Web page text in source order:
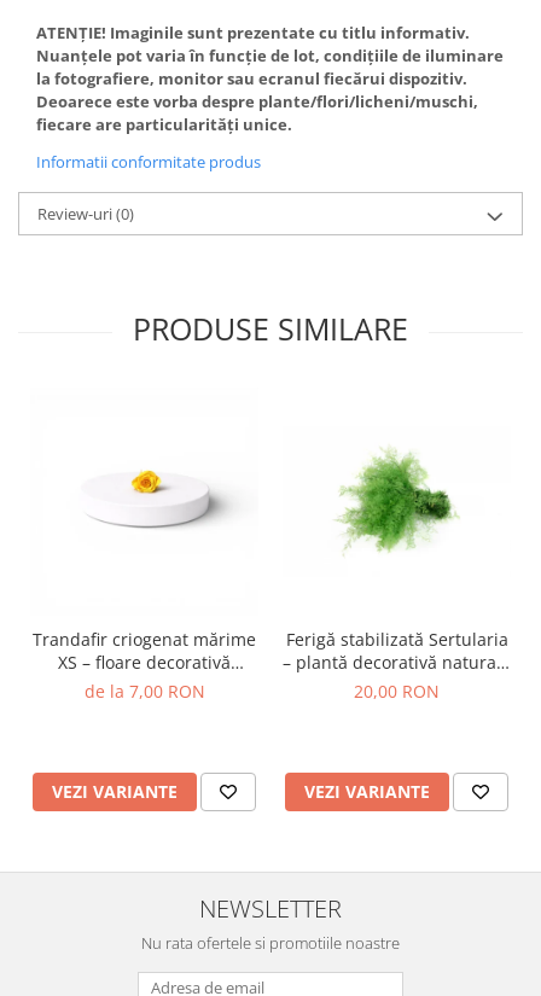
ATENȚIE! Imaginile sunt prezentate cu titlu informativ.
Nuanțele pot varia în funcție de lot, condițiile de iluminare
la fotografiere, monitor sau ecranul fiecărui dispozitiv.
Deoarece este vorba despre plante/flori/licheni/muschi,
fiecare are particularități unice.
Informatii conformitate produs
Review-uri(0)
PRODUSE SIMILARE
Trandafir criogenat mărime
XS – floare decorativă
naturală
de la 7,00 RON
VEZI VARIANTE
Ferigă stabilizată Sertularia
– plantă decorativă naturală
pentru tablouri și
20,00 RON
VEZI VARIANTE
NEWSLETTER
Nu rata ofertele si promotiile noastre